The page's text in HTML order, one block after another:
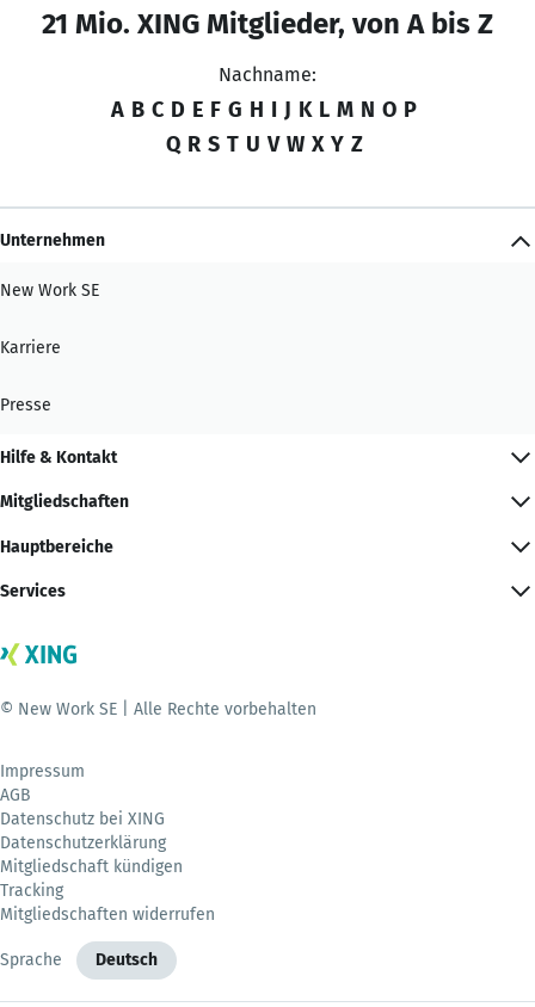
21 Mio. XING Mitglieder, von A bis Z
Nachname:
A B C D E F G H I J K L M N O P
Q R S T U V W X Y Z
Unternehmen
New Work SE
Karriere
Presse
Hilfe & Kontakt
Mitgliedschaften
Hauptbereiche
Services
© New Work SE | Alle Rechte vorbehalten
Impressum
AGB
Datenschutz bei XING
Datenschutzerklärung
Mitgliedschaft kündigen
Tracking
Mitgliedschaften widerrufen
Sprache Deutsch